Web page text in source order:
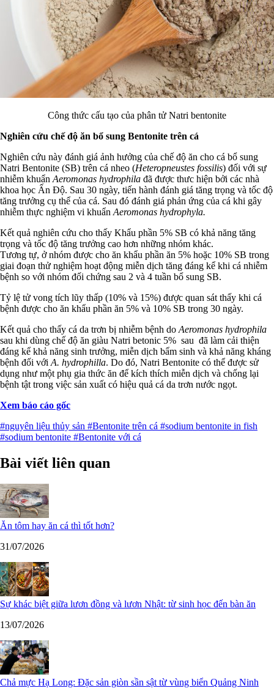
Công thức cấu tạo của phân tử Natri bentonite
Nghiên cứu chế độ ăn bổ sung Bentonite trên cá
Nghiên cứu này đánh giá ảnh hưởng của chế độ ăn cho cá bổ sung
Natri Bentonite (SB) trên cá nheo (Heteropneustes fossilis) đối với sự
nhiễm khuẩn Aeromonas hydrophila đã được thưc hiện bởi các nhà
khoa học Ấn Độ. Sau 30 ngày, tiến hành đánh giá tăng trọng và tốc độ
tăng trưởng cụ thể của cá. Sau đó đánh giá phản ứng của cá khi gây
nhiễm thực nghiệm vi khuẩn Aeromonas hydrophyla.
Kết quả nghiên cứu cho thấy Khẩu phần 5% SB có khả năng tăng
trọng và tốc độ tăng trưởng cao hơn những nhóm khác.
Tương tự, ở nhóm được cho ăn khẩu phần ăn 5% hoặc 10% SB trong
giai đoạn thử nghiệm hoạt động miễn dịch tăng đáng kể khi cá nhiễm
bệnh so với nhóm đối chứng sau 2 và 4 tuần bổ sung SB.
Tỷ lệ tử vong tích lũy thấp (10% và 15%) được quan sát thấy khi cá
bệnh được cho ăn khẩu phần ăn 5% và 10% SB trong 30 ngày.
Kết quả cho thấy cá da trơn bị nhiễm bệnh do Aeromonas hydrophila
sau khi dùng chế độ ăn giàu Natri betonic 5% sau đã làm cải thiện
đáng kể khả năng sinh trưởng, miễn dịch bẩm sinh và khả năng kháng
bệnh đối với A. hydrophilla. Do đó, Natri Bentonite có thể được sử
dụng như một phụ gia thức ăn để kích thích miễn dịch và chống lại
bệnh tật trong việc sản xuất có hiệu quả cá da trơn nước ngọt.
Xem báo cáo gốc
#nguyên liệu thủy sản #Bentonite trên cá #sodium bentonite in fish
#sodium bentonite #Bentonite với cá
Bài viết liên quan
Ăn tôm hay ăn cá thì tốt hơn?
31/07/2026
Sự khác biệt giữa lươn đồng và lươn Nhật: từ sinh học đến bàn ăn
13/07/2026
Chả mực Hạ Long: Đặc sản giòn sần sật từ vùng biển Quảng Ninh